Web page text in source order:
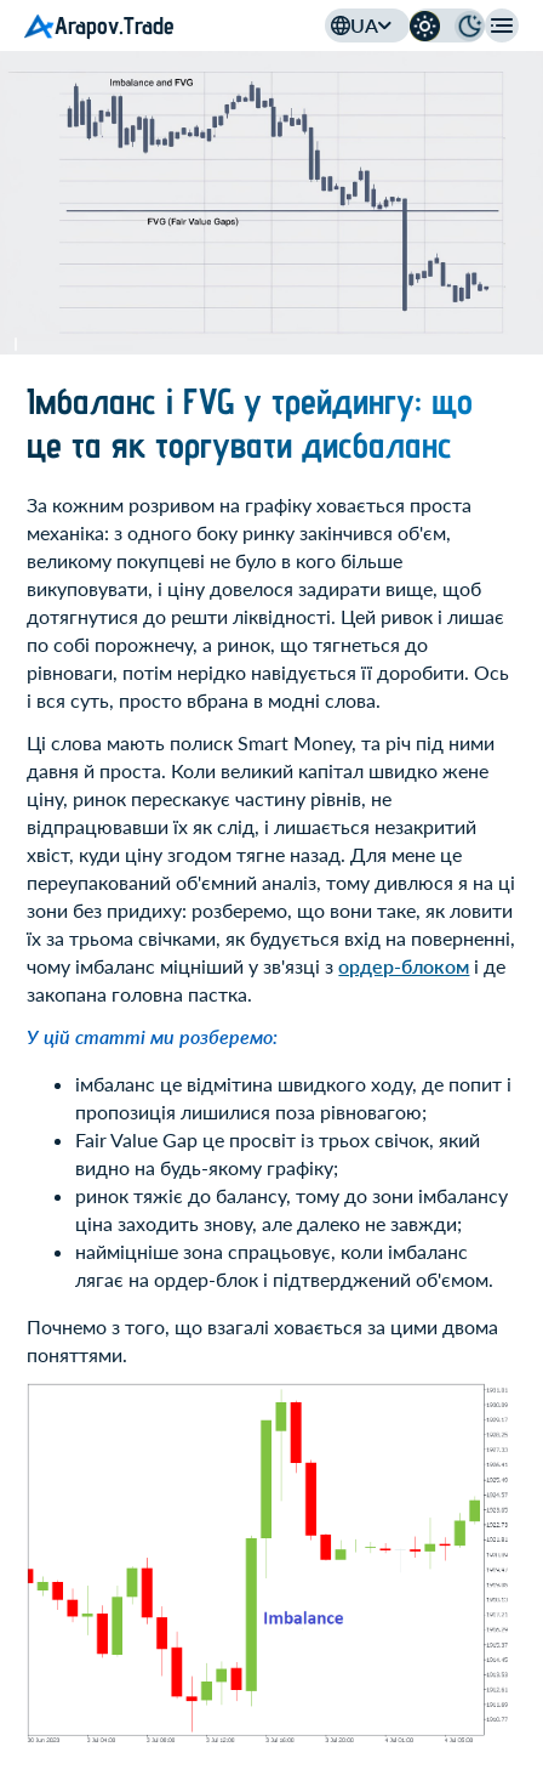
Arapov.Trade UA
Імбаланс і FVG у трейдингу: що
це та як торгувати дисбаланс
За кожним розривом на графіку ховається проста
механіка: з одного боку ринку закінчився об'єм,
великому покупцеві не було в кого більше
викуповувати, і ціну довелося задирати вище, щоб
дотягнутися до решти ліквідності. Цей ривок і лишає
по собі порожнечу, а ринок, що тягнеться до
рівноваги, потім нерідко навідується її доробити. Ось
і вся суть, просто вбрана в модні слова.
Ці слова мають полиск Smart Money, та річ під ними
давня й проста. Коли великий капітал швидко жене
ціну, ринок перескакує частину рівнів, не
відпрацювавши їх як слід, і лишається незакритий
хвіст, куди ціну згодом тягне назад. Для мене це
переупакований об'ємний аналіз, тому дивлюся я на ці
зони без придиху: розберемо, що вони таке, як ловити
їх за трьома свічками, як будується вхід на поверненні,
чому імбаланс міцніший у зв'язці зордер-блоком і де
закопана головна пастка.
У цій статті ми розберемо:
імбаланс це відмітина швидкого ходу, де попит і
пропозиція лишилися поза рівновагою;
Fair Value Gap це просвіт із трьох свічок, який
видно на будь-якому графіку;
ринок тяжіє до балансу, тому до зони імбалансу
ціна заходить знову, але далеко не завжди;
найміцніше зона спрацьовує, коли імбаланс
лягає на ордер-блок і підтверджений об'ємом.
Почнемо з того, що взагалі ховається за цими двома
поняттями.